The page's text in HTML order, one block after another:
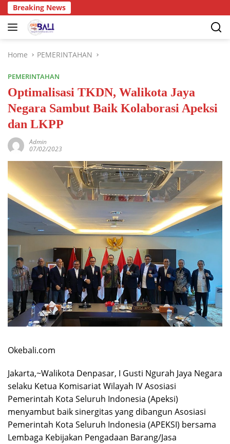
Breaking News
Home PEMERINTAHAN
PEMERINTAHAN
Optimalisasi TKDN, Walikota Jaya
Negara Sambut Baik Kolaborasi Apeksi
dan LKPP
Admin
07/02/2023
Okebali.com
Jakarta,~Walikota Denpasar, I Gusti Ngurah Jaya Negara
selaku Ketua Komisariat Wilayah IV Asosiasi
Pemerintah Kota Seluruh Indonesia (Apeksi)
menyambut baik sinergitas yang dibangun Asosiasi
Pemerintah Kota Seluruh Indonesia (APEKSI) bersama
Lembaga Kebijakan Pengadaan Barang/Jasa